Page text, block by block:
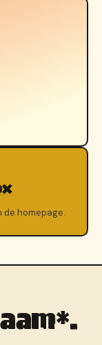
de homepage.